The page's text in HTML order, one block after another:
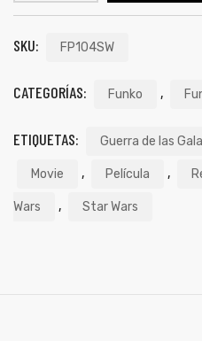
SKU: FP104SW
CATEGORÍAS: Funko ,
ETIQUETAS: Guerra de las
Movie , Película ,
Wars , Star Wars